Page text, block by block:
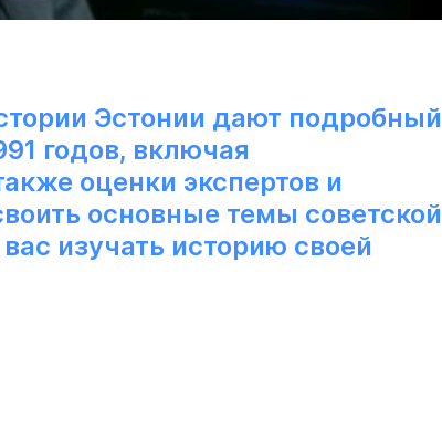
Эстонии дают подробный
годов, включая
оценки экспертов и
основные темы советской
изучать историю своей